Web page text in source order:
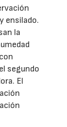
ensilado.
la
segundo
El